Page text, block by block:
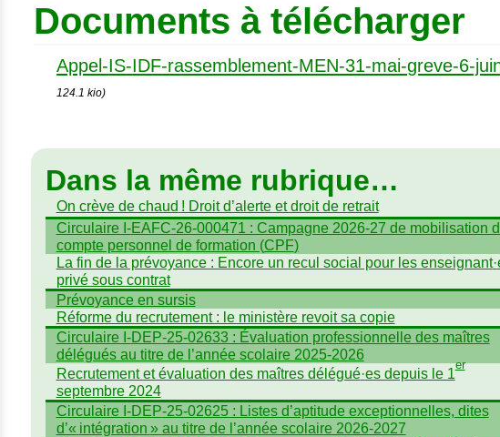
Documents à télécharger
Appel-IS-IDF-rassemblement-MEN-31-mai-greve-6-
124.1 kio)
Dans la même rubrique…
On crève de chaud ! Droit d’alerte et droit de retrait
Circulaire I-EAFC-26-000471 : Campagne 2026-27 de mobilisation
compte personnel de formation (CPF)
La fin de la prévoyance : Encore un recul social pour les enseignant·
privé sous contrat
Prévoyance en sursis
Réforme du recrutement : le ministère revoit sa copie
Circulaire I-DEP-25-02633 : Évaluation professionnelle des maîtres
délégués au titre de l’année scolaire 2025-2026
Recrutement et évaluation des maîtres délégué·es depuis le 1er
septembre 2024
Circulaire I-DEP-25-02625 : Listes d’aptitude exceptionnelles, dites
d’« intégration » au titre de l’année scolaire 2026-2027